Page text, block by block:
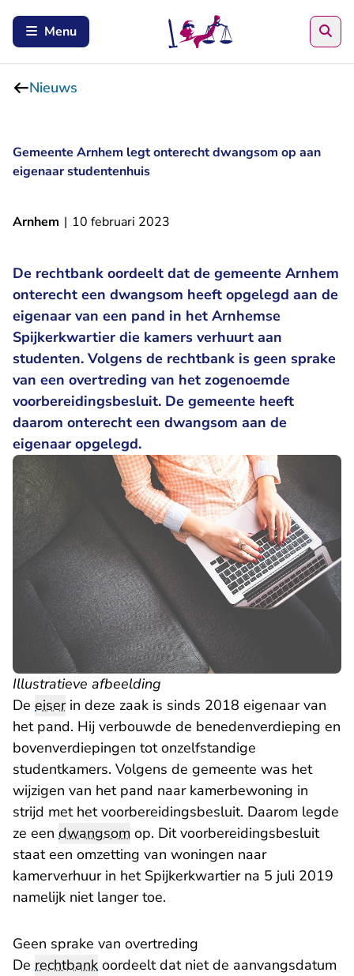
Menu
Nieuws
Gemeente Arnhem legt onterecht dwangsom op aan
eigenaar studentenhuis
Arnhem | 10 februari 2023
De rechtbank oordeelt dat de gemeente Arnhem
onterecht een dwangsom heeft opgelegd aan de
eigenaar van een pand in het Arnhemse
Spijkerkwartier die kamers verhuurt aan
studenten. Volgens de rechtbank is geen sprake
van een overtreding van het zogenoemde
voorbereidingsbesluit. De gemeente heeft
daarom onterecht een dwangsom aan de
eigenaar opgelegd.
Illustratieve afbeelding
De eiserin deze zaak is sinds 2018 eigenaar van
het pand. Hij verbouwde de benedenverdieping en
bovenverdiepingen tot onzelfstandige
studentkamers. Volgens de gemeente was het
wijzigen van het pand naar kamerbewoning in
strijd met het voorbereidingsbesluit. Daarom legde
ze een dwangsom op. Dit voorbereidingsbesluit
staat een omzetting van woningen naar
kamerverhuur in het Spijkerkwartier na 5 juli 2019
namelijk niet langer toe.
Geen sprake van overtreding
De rechtbank oordeelt dat niet de aanvangsdatum